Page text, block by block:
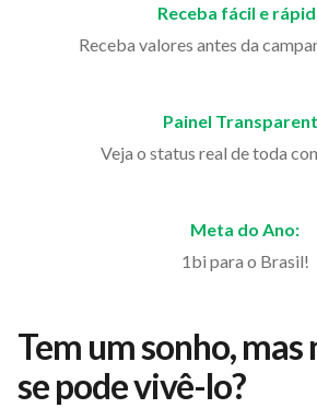
Receba fácil e
Receba valores antes da
Painel
Veja o status real de toda
Meta do Ano:
1bi para o Brasil!
Tem um sonho, mas
se pode vivê-lo?